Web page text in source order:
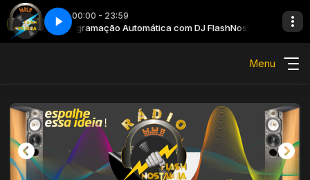
00:00 - 23:59
Programação Automática com DJ FlashNostalgia
Menu